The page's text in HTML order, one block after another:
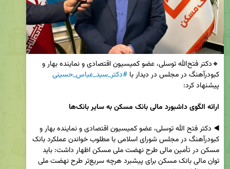
کبودرآهنگ در مجلس در دیدار با #دکتر_سید_عباس_حسینی
ارائه الگوی داشبورد مالی بانک مسکن به سایر بانک‌ها